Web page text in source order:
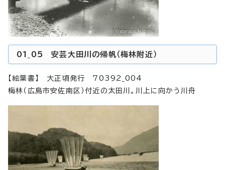
01_05 安芸大田川の帰帆（梅林附近）
【絵葉書】 大正頃発行 70392_004
梅林（広島市安佐南区）付近の太田川。川上に向かう川舟